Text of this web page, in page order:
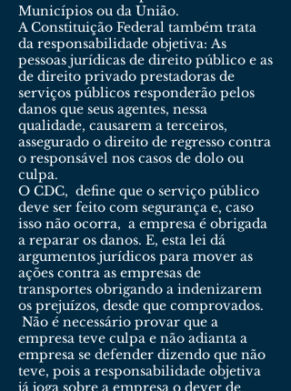
Municípios ou da União.
A Constituição Federal também trata
da responsabilidade objetiva: As
pessoas jurídicas de direito público e as
de direito privado prestadoras de
serviços públicos responderão pelos
danos que seus agentes, nessa
qualidade, causarem a terceiros,
assegurado o direito de regresso contra
o responsável nos casos de dolo ou
culpa.
O CDC, define que o serviço público
deve ser feito com segurança e, caso
isso não ocorra, a empresa é obrigada
a reparar os danos. E, esta lei dá
argumentos jurídicos para mover as
ações contra as empresas de
transportes obrigando a indenizarem
os prejuízos, desde que comprovados.
Não é necessário provar que a
empresa teve culpa e não adianta a
empresa se defender dizendo que não
teve, pois a responsabilidade objetiva
já joga sobre a empresa o dever de